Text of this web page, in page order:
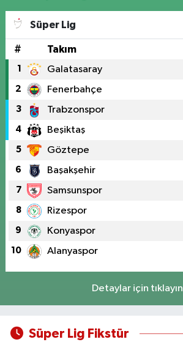
Süper Lig
# Takım
1 Galatasaray
2 Fenerbahçe
3 Trabzonspor
4 Beşiktaş
5 Göztepe
6 Başakşehir
7 Samsunspor
8 Rizespor
9 Konyaspor
10 Alanyaspor
Detaylar için tıklayın
Süper Lig Fikstür